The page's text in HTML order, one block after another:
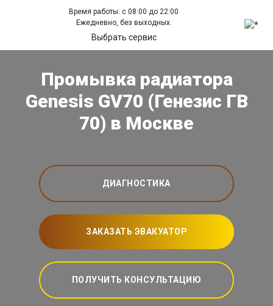
Время работы: с 08:00 до 22:00
Ежедневно, без выходных.
Выбрать сервис
Промывка радиатора
Genesis GV70 (Генезис ГВ
70) в Москве
ДИАГНОСТИКА
ЗАКАЗАТЬ ЭВАКУАТОР
ПОЛУЧИТЬ КОНСУЛЬТАЦИЮ